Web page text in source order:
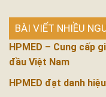
BÀI VIẾT NHIỀU
HPMED – Cung cấp
đầu Việt Nam
HPMED đạt danh